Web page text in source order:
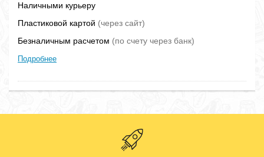
Наличными курьеру
Пластиковой картой (через сайт)
Безналичным расчетом (по счету через банк)
Подробнее